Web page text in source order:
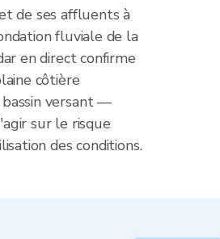
de ses affluents à
fluviale de la
en direct confirme
côtière
versant —
sur le risque
des conditions.